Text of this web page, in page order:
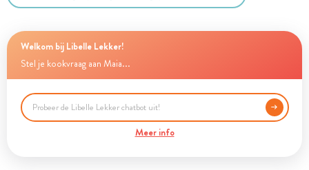
Welkom bij Libelle Lekker!
Stel je kookvraag aan Maia...
Meer info